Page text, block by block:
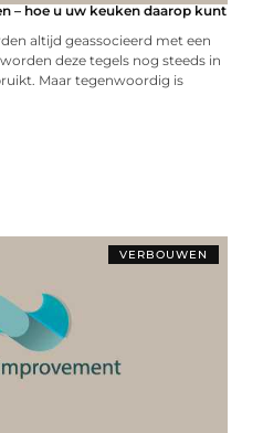
– hoe u uw keuken daarop kunt
altijd geassocieerd met een
deze tegels nog steeds in
Maar tegenwoordig is
VERBOUWEN